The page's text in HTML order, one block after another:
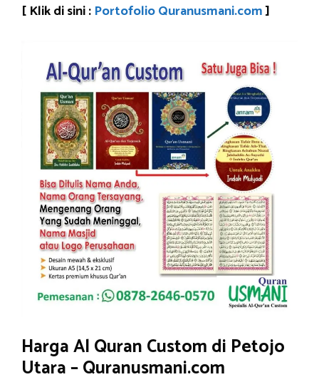
[ Klik di sini : Portofolio Quranusmani.com]
Harga Al Quran Custom di Petojo
Utara – Quranusmani.com